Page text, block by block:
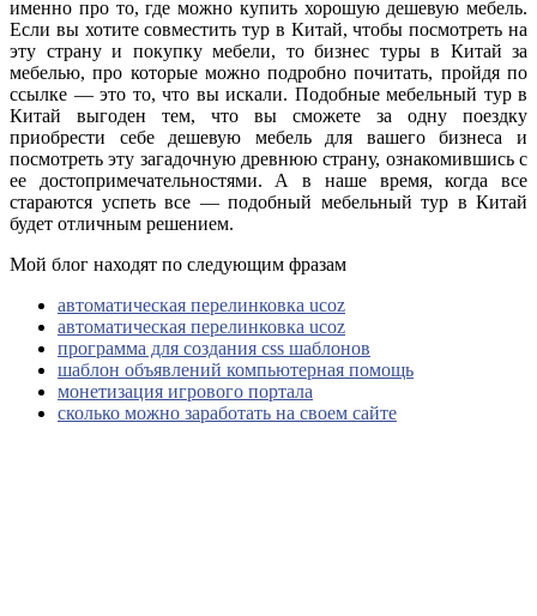
именно про то, где можно купить хорошую дешевую мебель.
Если вы хотите совместить тур в Китай, чтобы посмотреть на
эту страну и покупку мебели, то бизнес туры в Китай за
мебелью, про которые можно подробно почитать, пройдя по
ссылке — это то, что вы искали. Подобные мебельный тур в
Китай выгоден тем, что вы сможете за одну поездку
приобрести себе дешевую мебель для вашего бизнеса и
посмотреть эту загадочную древнюю страну, ознакомившись с
ее достопримечательностями. А в наше время, когда все
стараются успеть все — подобный мебельный тур в Китай
будет отличным решением.
Мой блог находят по следующим фразам
автоматическая перелинковка ucoz
автоматическая перелинковка ucoz
программа для создания css шаблонов
шаблон объявлений компьютерная помощь
монетизация игрового портала
сколько можно заработать на своем сайте